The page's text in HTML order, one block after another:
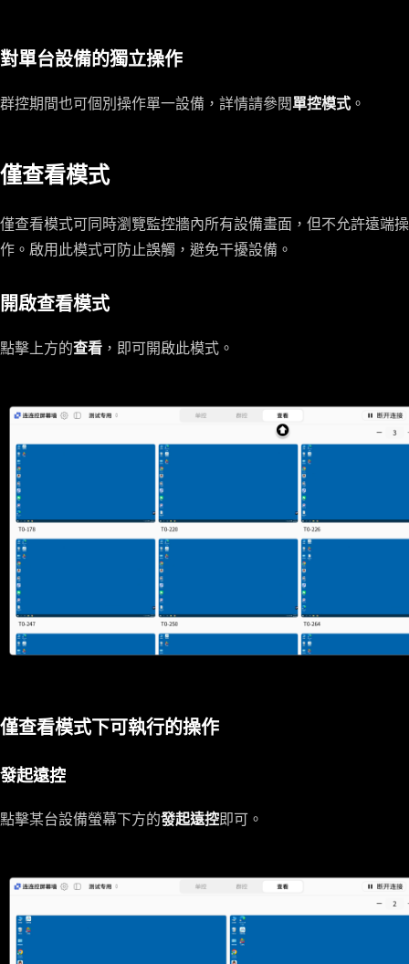
對單台設備的獨立操作
群控期間也可個別操作單一設備，詳情請參閱單控模式 。
僅查看模式
僅查看模式可同時瀏覽監控牆內所有設備畫面，但不允許遠端操
作。啟用此模式可防止誤觸，避免干擾設備。
開啟查看模式
點擊上方的查看 ，即可開啟此模式。
僅查看模式下可執行的操作
發起遠控
點擊某台設備螢幕下方的發起遠控即可。